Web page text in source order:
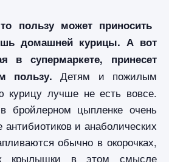
пользу может приносить
домашней курицы. А вот
в супермаркете, принесет
пользу. Детям и пожилым
курицу лучше не есть вовсе.
цыпленке очень
и анаболических
обычно в окорочках,
крылышки в этом смысле